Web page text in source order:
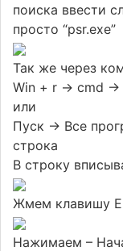
поиска ввести
просто “psr.exe”
Так же через
Win + r -> cmd ->
или
Пуск -> Все
строка
В строку
Жмем клавишу
Нажимаем –